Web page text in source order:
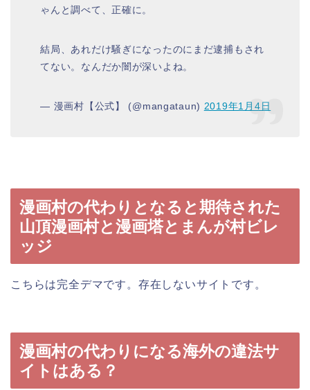
ゃんと調べて、正確に。
結局、あれだけ騒ぎになったのにまだ逮捕もされ
てない。なんだか闇が深いよね。
— 漫画村【公式】 (@mangataun) 2019年1月4日
漫画村の代わりとなると期待された
山頂漫画村と漫画塔とまんが村ビレ
ッジ
こちらは完全デマです。存在しないサイトです。
漫画村の代わりになる海外の違法サ
イトはある？